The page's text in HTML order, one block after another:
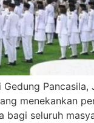
menekankan
seluruh